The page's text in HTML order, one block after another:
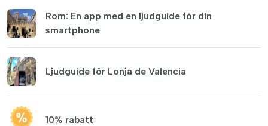
Rom: En app med en ljudguide för din
smartphone
Ljudguide för Lonja de Valencia
10% rabatt